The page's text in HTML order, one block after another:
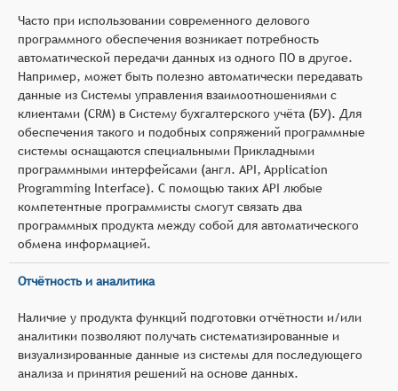
Часто при использовании современного делового
программного обеспечения возникает потребность
автоматической передачи данных из одного ПО в другое.
Например, может быть полезно автоматически передавать
данные из Системы управления взаимоотношениями с
клиентами (CRM) в Систему бухгалтерского учёта (БУ). Для
обеспечения такого и подобных сопряжений программные
системы оснащаются специальными Прикладными
программными интерфейсами (англ. API, Application
Programming Interface). С помощью таких API любые
компетентные программисты смогут связать два
программных продукта между собой для автоматического
обмена информацией.
Отчётность и аналитика
Наличие у продукта функций подготовки отчётности и/или
аналитики позволяют получать систематизированные и
визуализированные данные из системы для последующего
анализа и принятия решений на основе данных.